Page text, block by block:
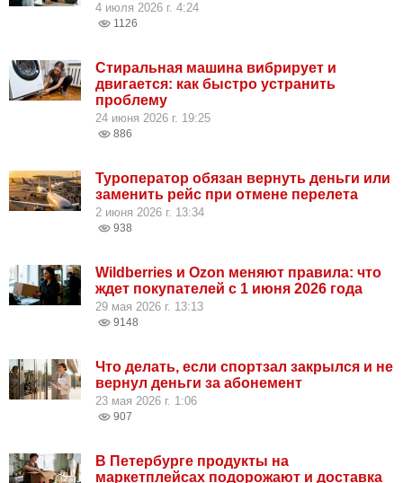
4 июля 2026 г. 4:24
1126
Стиральная машина вибрирует и
двигается: как быстро устранить
проблему
24 июня 2026 г. 19:25
886
Туроператор обязан вернуть деньги или
заменить рейс при отмене перелета
2 июня 2026 г. 13:34
938
Wildberries и Ozon меняют правила: что
ждет покупателей с 1 июня 2026 года
29 мая 2026 г. 13:13
9148
Что делать, если спортзал закрылся и не
вернул деньги за абонемент
23 мая 2026 г. 1:06
907
В Петербурге продукты на
маркетплейсах подорожают и доставка